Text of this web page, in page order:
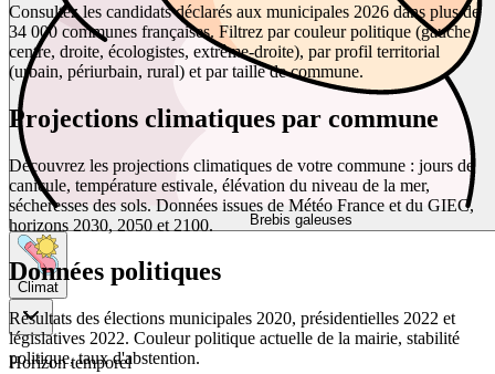
Brebis galeuses
Climat
Horizon temporel
Consultez les candidats déclarés aux municipales 2026 dans plus de
34 000 communes françaises. Filtrez par couleur politique (gauche,
centre, droite, écologistes, extrême-droite), par profil territorial
(urbain, périurbain, rural) et par taille de commune.
Projections climatiques par commune
Découvrez les projections climatiques de votre commune : jours de
canicule, température estivale, élévation du niveau de la mer,
sécheresses des sols. Données issues de Météo France et du GIEC,
horizons 2030, 2050 et 2100.
Données politiques
Résultats des élections municipales 2020, présidentielles 2022 et
législatives 2022. Couleur politique actuelle de la mairie, stabilité
politique, taux d'abstention.